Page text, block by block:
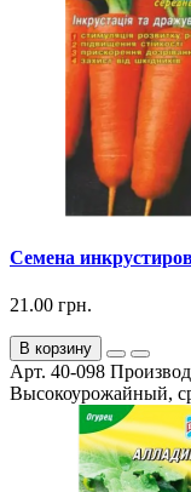
Семена
21.00 грн.
В корзину
Арт. 40-098
Высокоурожайный,